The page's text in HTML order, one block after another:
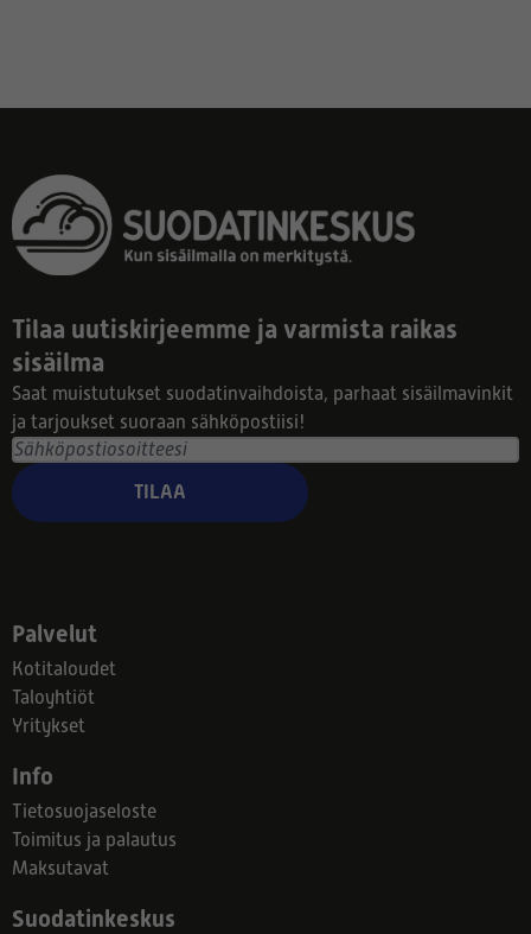
Tilaa uutiskirjeemme ja varmista raikas
sisäilma
Saat muistutukset suodatinvaihdoista, parhaat sisäilmavinkit
ja tarjoukset suoraan sähköpostiisi!
TILAA
Palvelut
Kotitaloudet
Taloyhtiöt
Yritykset
Info
Tietosuojaseloste
Toimitus ja palautus
Maksutavat
Suodatinkeskus